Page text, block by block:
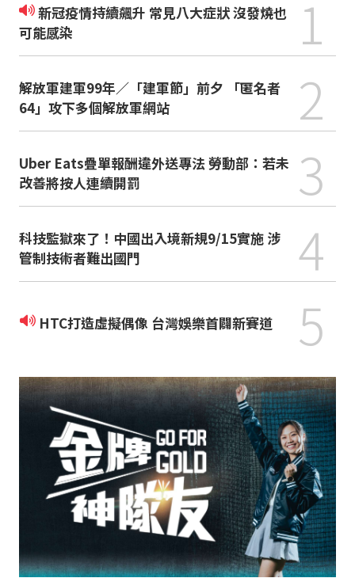
新冠疫情持續飆升 常見八大症狀 沒發燒也
可能感染
1
解放軍建軍99年／「建軍節」前夕 「匿名者
64」攻下多個解放軍網站
2
Uber Eats疊單報酬違外送專法 勞動部：若未
改善將按人連續開罰
3
科技監獄來了！中國出入境新規9/15實施 涉
管制技術者難出國門
4
HTC打造虛擬偶像 台灣娛樂首闢新賽道 5